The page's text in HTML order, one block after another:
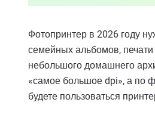
Фотопринтер в 2026 году
семейных альбомов,
небольшого домашнего
«самое большое dpi», а по
будете пользоваться